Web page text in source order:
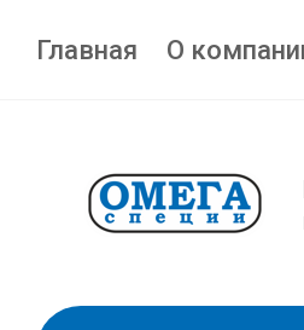
Главная О